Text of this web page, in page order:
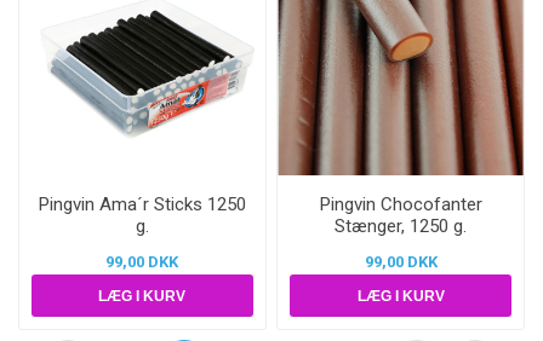
Pingvin Ama´r Sticks 1250
g.
99,00 DKK
Pingvin Chocofanter
Stænger, 1250 g.
99,00 DKK